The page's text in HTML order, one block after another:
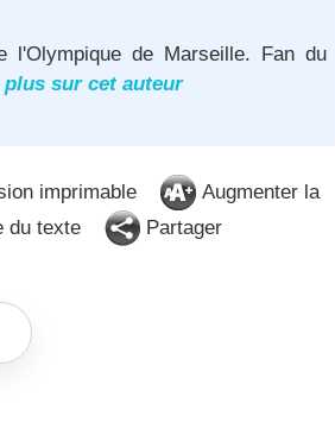
l'Olympique de Marseille. Fan du
sur cet auteur
imprimable
Augmenter la
du texte Partager